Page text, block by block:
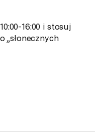
16:00 i stosuj